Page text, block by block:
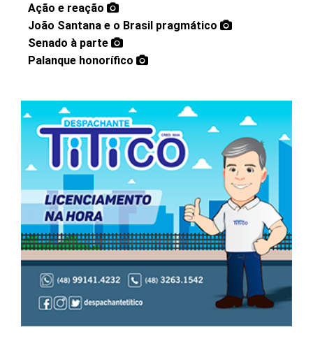
Ação e reação
João Santana e o Brasil pragmático
Senado à parte
Palanque honorífico